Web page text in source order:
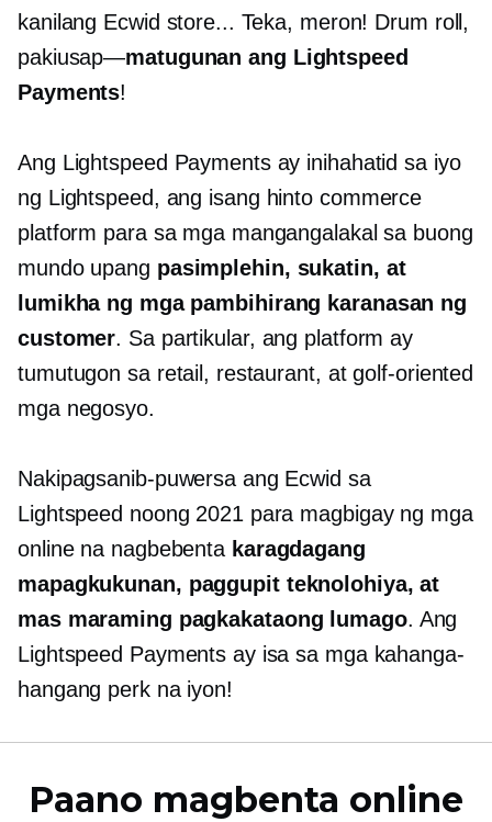
kanilang Ecwid store... Teka, meron! Drum roll,
pakiusap—matugunan ang Lightspeed
Payments!
Ang Lightspeed Payments ay inihahatid sa iyo
ng Lightspeed, ang isang hinto commerce
platform para sa mga mangangalakal sa buong
mundo upang pasimplehin, sukatin, at
lumikha ng mga pambihirang karanasan ng
customer. Sa partikular, ang platform ay
tumutugon sa retail, restaurant, atgolf-oriented
mga negosyo.
Nakipagsanib-puwersa ang Ecwid sa
Lightspeed noong 2021 para magbigay ng mga
online na nagbebenta karagdagang
mapagkukunan, paggupitteknolohiya, at
mas maraming pagkakataong lumago. Ang
Lightspeed Payments ay isa sa mga kahanga-
hangang perk na iyon!
Paano magbenta online